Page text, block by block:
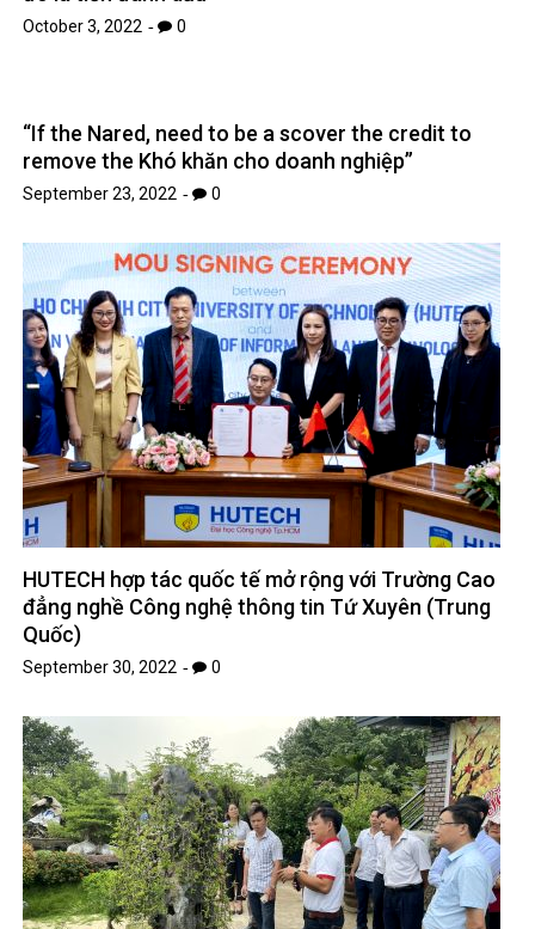
October 3, 2022 0
“If the Nared, need to be a scover the credit to
remove the Khó khăn cho doanh nghiệp”
September 23, 2022 0
HUTECH hợp tác quốc tế mở rộng với Trường Cao
đẳng nghề Công nghệ thông tin Tứ Xuyên (Trung
Quốc)
September 30, 2022 0